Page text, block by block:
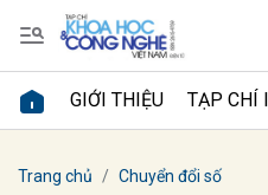
GIỚI THIỆU TẠP CHÍ
Trang chủ Chuyển đổi số
Gửi bình luận